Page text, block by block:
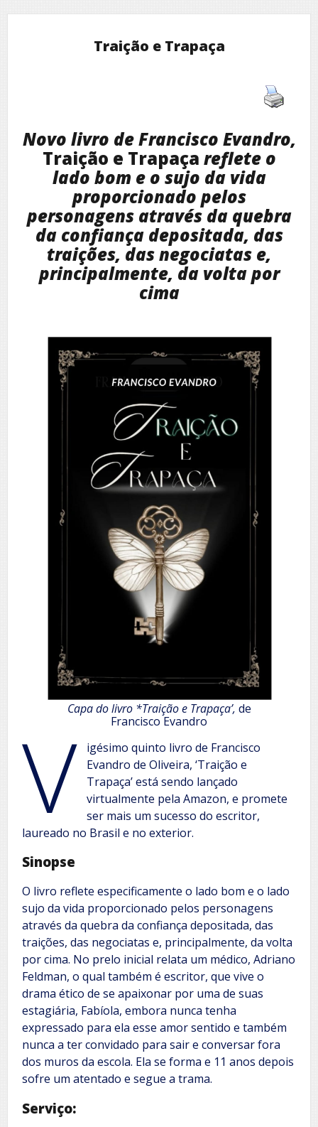
Traição e Trapaça
Novo livro de Francisco Evandro,
Traição e Trapaça reflete o
lado bom e o sujo da vida
proporcionado pelos
personagens através da quebra
da confiança depositada, das
traições, das negociatas e,
principalmente, da volta por
cima
Capa do livro *Traição e Trapaça’, de
Francisco Evandro
V
igésimo quinto livro de Francisco
Evandro de Oliveira, ‘Traição e
Trapaça’ está sendo lançado
virtualmente pela Amazon, e promete
ser mais um sucesso do escritor,
laureado no Brasil e no exterior.
Sinopse
O livro reflete especificamente o lado bom e o lado
sujo da vida proporcionado pelos personagens
através da quebra da confiança depositada, das
traições, das negociatas e, principalmente, da volta
por cima. No prelo inicial relata um médico, Adriano
Feldman, o qual também é escritor, que vive o
drama ético de se apaixonar por uma de suas
estagiária, Fabíola, embora nunca tenha
expressado para ela esse amor sentido e também
nunca a ter convidado para sair e conversar fora
dos muros da escola. Ela se forma e 11 anos depois
sofre um atentado e segue a trama.
Serviço: